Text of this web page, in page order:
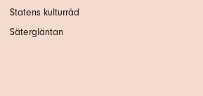
Statens kulturråd
Sätergläntan